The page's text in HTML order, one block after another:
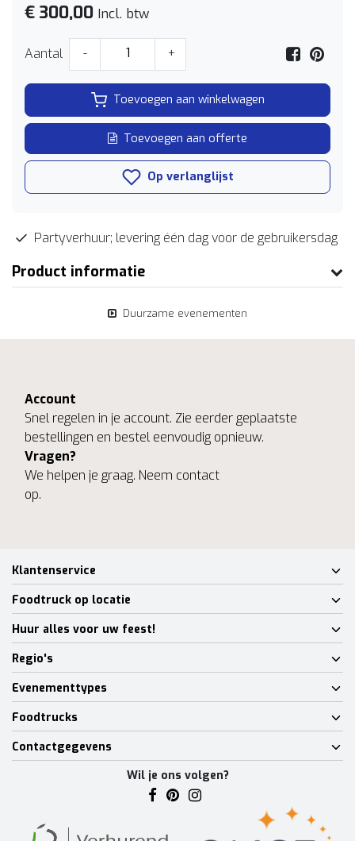
€ 300,00 Incl. btw
Aantal - +
Toevoegen aan winkelwagen
Toevoegen aan offerte
Op verlanglijst
Partyverhuur; levering één dag voor de gebruikersdag
Product informatie
Duurzame evenementen
Account
Snel regelen in je account. Zie eerder geplaatste
bestellingen en bestel eenvoudig opnieuw.
Vragen?
We helpen je graag. Neem contact
op.
Klantenservice
Foodtruck op locatie
Huur alles voor uw feest!
Regio's
Evenementtypes
Foodtrucks
Contactgegevens
Wil je ons volgen?